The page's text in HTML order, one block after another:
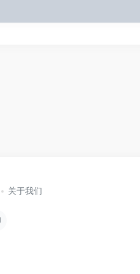
关于我们